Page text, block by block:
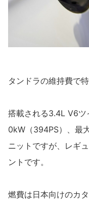
タンドラの維持費で
搭載される3.4L V6ツ
0kW（394PS）、最
ニットですが、レギ
ントです。
燃費は日本向けのカ